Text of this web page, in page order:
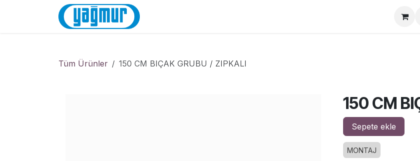
Tüm Ürünler 150 CM BIÇAK GRUBU / ZIPKALI
150 CM
Sepete ekle
MONTAJ